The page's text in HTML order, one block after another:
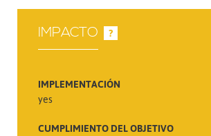
IMPACTO ?
IMPLEMENTACIÓN
yes
CUMPLIMIENTO DEL OBJETIVO